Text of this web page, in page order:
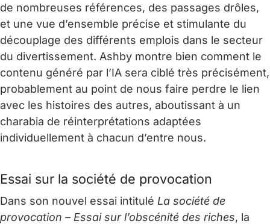
de nombreuses références, des passages drôles,
et une vue d’ensemble précise et stimulante du
découplage des différents emplois dans le secteur
du divertissement. Ashby montre bien comment le
contenu généré par l’IA sera ciblé très précisément,
probablement au point de nous faire perdre le lien
avec les histoires des autres, aboutissant à un
charabia de réinterprétations adaptées
individuellement à chacun d’entre nous.
Essai sur la société de provocation
Dans son nouvel essai intitulé La société de
provocation – Essai sur l’obscénité des riches, la